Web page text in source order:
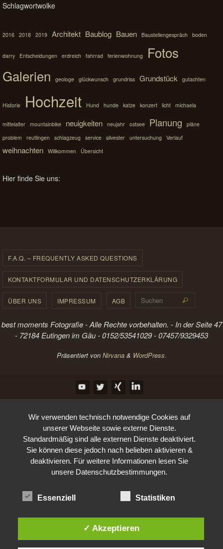
Schlagwortwolke
2016 2018 2019 Architekt Baublog Bauen Baustellengespräch boden
darry Entscheidungen erdreich fahrrad ferienwohnung
Fotos
Galerien
geologe glückwunsch grundriss Grundstück gutachten
Historie Hochzeit Hund hunde katze konzert licht michaela
mittelalter mountainbike neuigkeiten neujahr ostsee Planung
pläne
problem
reutlingen schlagzeug service silvester untersuchung Verlauf
weihnachten Willkommen Übersicht
Hier finde Sie uns:
F.A.Q. – FREQUENTLY ASKED QUESTIONS
KONTAKTFORMULAR UND DATENSCHUTZERKLÄRUNG
ÜBER UNS IMPRESSUM AGB Suchen
best moments Fotografie - Alle Rechte vorbehalten. - In der Seite 47
- 72184 Eutingen im Gäu - 0152/53541029 - 07457/9329453
Präsentiert von Nirvana& WordPress.
Wir verwenden technisch notwendige Cookies auf
unserer Webseite sowie externe Dienste.
Standardmäßig sind alle externen Dienste deaktiviert.
Sie können diese jedoch nach belieben aktivieren &
deaktivieren. Für weitere Informationen lesen Sie
unsere Datenschutzbestimmungen.
Essenziell Statistiken
✓ Akzeptieren